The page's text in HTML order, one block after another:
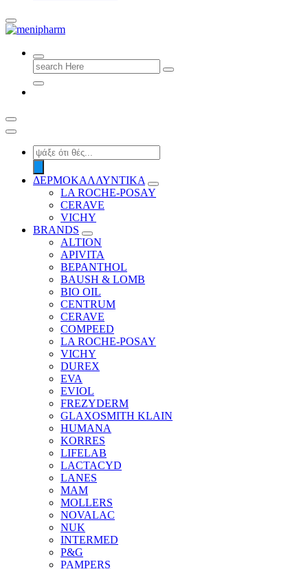
shop 2 easily
Search
for:
Products
search
ΔΕΡΜΟΚΑΛΛΥΝΤΙΚΑ
LA ROCHE-POSAY
CERAVE
VICHY
BRANDS
ALTION
APIVITA
BEPANTHOL
BAUSH & LOMB
BIO OIL
CENTRUM
CERAVE
COMPEED
LA ROCHE-POSAY
VICHY
DUREX
EVA
EVIOL
FREZYDERM
GLAXOSMITH KLAIN
HUMANA
KORRES
LIFELAB
LACTACYD
LANES
MAM
MOLLERS
NOVALAC
NUK
INTERMED
P&G
PAMPERS